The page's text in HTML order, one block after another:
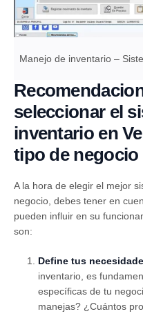
Manejo de inventario –
seleccionar el
inventario en
tipo de negocio
A la hora de elegir el mejor
negocio, debes tener en
pueden influir en su
son:
Define tus
inventario, es
específicas de tu
manejas? ¿Cuántos